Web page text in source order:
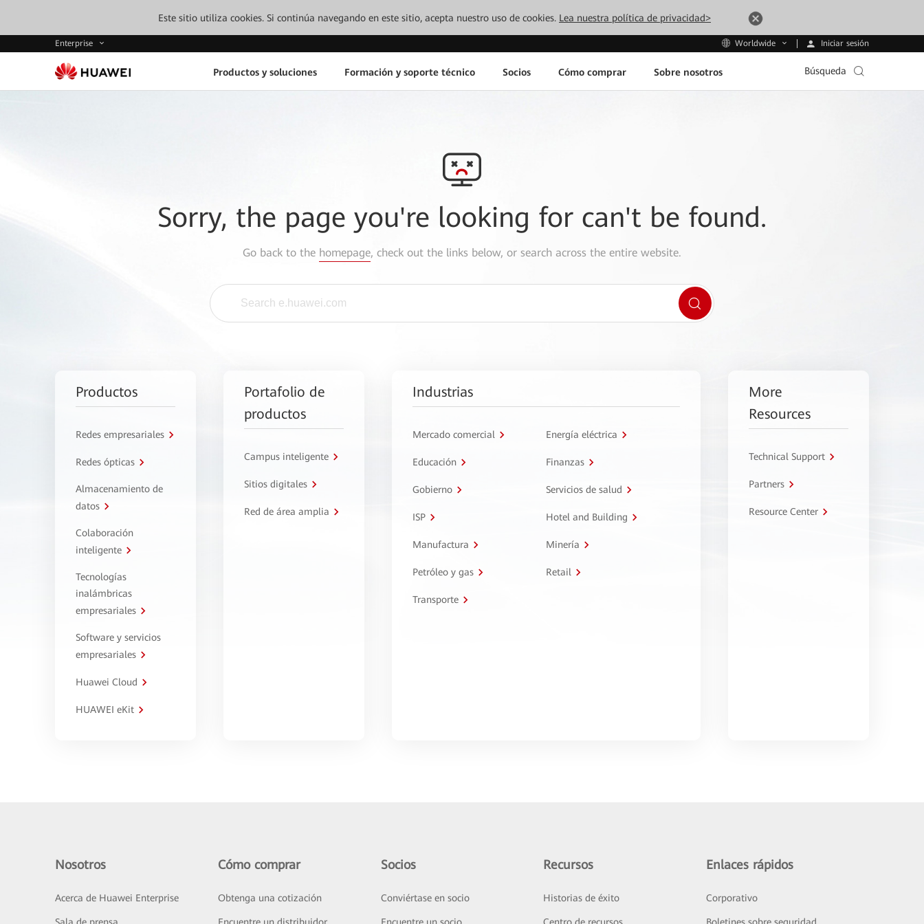
Este sitio utiliza cookies. Si continúa navegando en este sitio, acepta nuestro uso de cookies. Lea nuestra política de privacidad>
Enterprise Worldwide Iniciar sesión
Productos y soluciones Formación y soporte técnico Socios Cómo comprar Sobre nosotros Búsqueda
Sorry, the page you're looking for can't be found.
Go back to the homepage, check out the links below, or search across the entire website.
Productos
Redes empresariales
Redes ópticas
Almacenamiento de
datos
Colaboración
inteligente
Tecnologías
inalámbricas
empresariales
Software y servicios
empresariales
Huawei Cloud
HUAWEI eKit
Portafolio de
productos
Campus inteligente
Sitios digitales
Red de área amplia
Industrias
Mercado comercial Energía eléctrica
Educación Finanzas
Gobierno Servicios de salud
ISP Hotel and Building
Manufactura Minería
Petróleo y gas Retail
Transporte
More
Resources
Technical Support
Partners
Resource Center
Nosotros
Acerca de Huawei Enterprise
Cómo comprar
Obtenga una cotización
Socios
Conviértase en socio
Recursos
Historias de éxito
Enlaces rápidos
Corporativo